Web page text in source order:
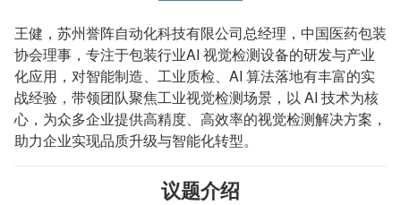
王健，苏州誉阵自动化科技有限公司总经理，中国医药包装
协会理事，专注于包装行业AI 视觉检测设备的研发与产业
化应用，对智能制造、工业质检、AI 算法落地有丰富的实
战经验，带领团队聚焦工业视觉检测场景，以 AI 技术为核
心，为众多企业提供高精度、高效率的视觉检测解决方案，
助力企业实现品质升级与智能化转型。
议题介绍